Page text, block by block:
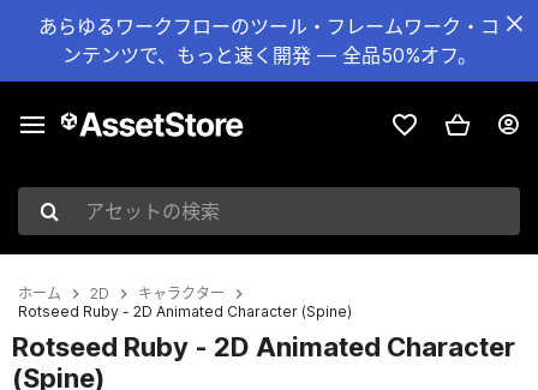
あらゆるワークフローのツール・フレームワーク・コ
ンテンツで、もっと速く開発 — 全品50%オフ。
アセットの検索
ホーム 2D
キャラクター
Rotseed Ruby - 2D Animated Character (Spine)
Rotseed Ruby - 2D Animated Character
(Spine)